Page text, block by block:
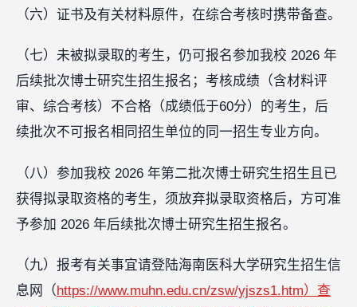
（六）证书及有关材料原件，在综合考核时携带备查。
（七）未被拟录取的考生，仍可报名参加我校 2026 年
后续批次博士研究生招生报名；考核成绩（含材料评
审、综合考核）不合格（成绩低于60分）的考生，后
续批次不可报名相同招生单位的同一招生专业方向。
（八）参加我校 2026 年第二批次博士研究生招生且已
获得拟录取资格的考生，须放弃拟录取资格后，方可准
予参加 2026 年后续批次博士研究生招生报名。
（九）报考有关事宜请登陆海南医科大学研究生招生信
息网（https://www.muhn.edu.cn/zsw/yjszs1.htm）查